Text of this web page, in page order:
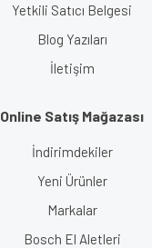
Yetkili Satıcı Belgesi
Blog Yazıları
İletişim
Online Satış Mağazası
İndirimdekiler
Yeni Ürünler
Markalar
Bosch El Aletleri